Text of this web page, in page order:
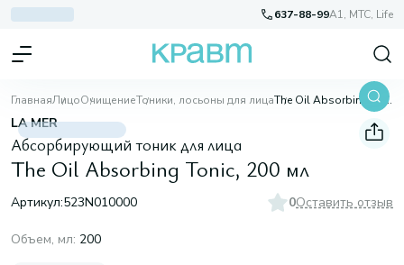
637-88-99A1, МТС, Life
ГлавнаяЛицоОчищениеТоники, лосьоны для лица The Oil Absorbing Tonic, 200 мл
LA MER
Абсорбирующий тоник для лица
The Oil Absorbing Tonic, 200 мл
Артикул:523N010000 0Оставить отзыв
Объем, мл: 200